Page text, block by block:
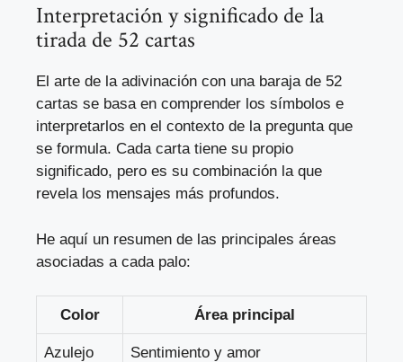
Interpretación y significado de la
tirada de 52 cartas
El arte de la adivinación con una baraja de 52
cartas se basa en comprender los símbolos e
interpretarlos en el contexto de la pregunta que
se formula. Cada carta tiene su propio
significado, pero es su combinación la que
revela los mensajes más profundos.
He aquí un resumen de las principales áreas
asociadas a cada palo:
Color Área principal
Azulejo Sentimiento y amor